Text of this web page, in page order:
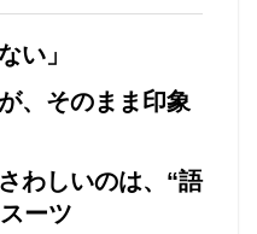
い」
、そのまま印象
わしいのは、“語
ーツ